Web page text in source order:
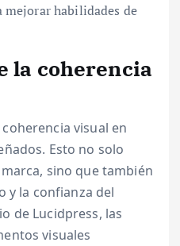
mejorar habilidades de
la coherencia
visual en
Esto no solo
sino que también
y la confianza del
de Lucidpress, las
visuales